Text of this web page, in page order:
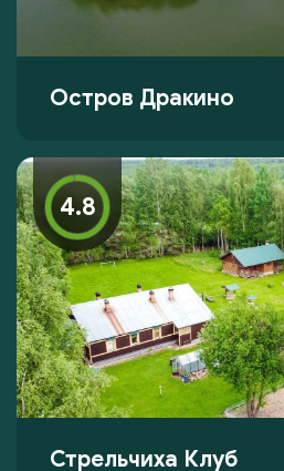
Остров Дракино
4.8
Стрельчиха Клуб